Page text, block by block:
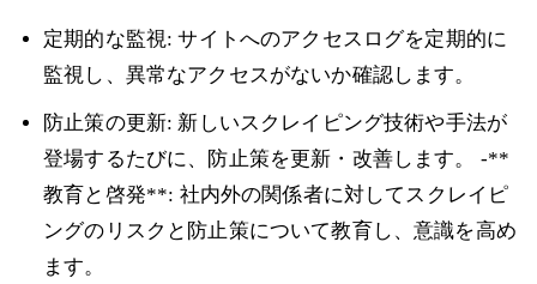
定期的な監視: サイトへのアクセスログを定期的に
監視し、異常なアクセスがないか確認します。
防止策の更新: 新しいスクレイピング技術や手法が
登場するたびに、防止策を更新・改善します。 -**
教育と啓発**: 社内外の関係者に対してスクレイピ
ングのリスクと防止策について教育し、意識を高め
ます。